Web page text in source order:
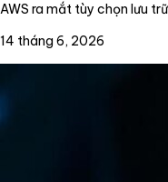
AWS ra mắt tùy chọn lưu
14 tháng 6, 2026